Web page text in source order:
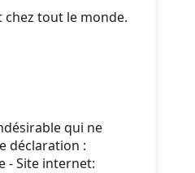
chez tout le monde.
qui ne
déclaration :
- Site internet: